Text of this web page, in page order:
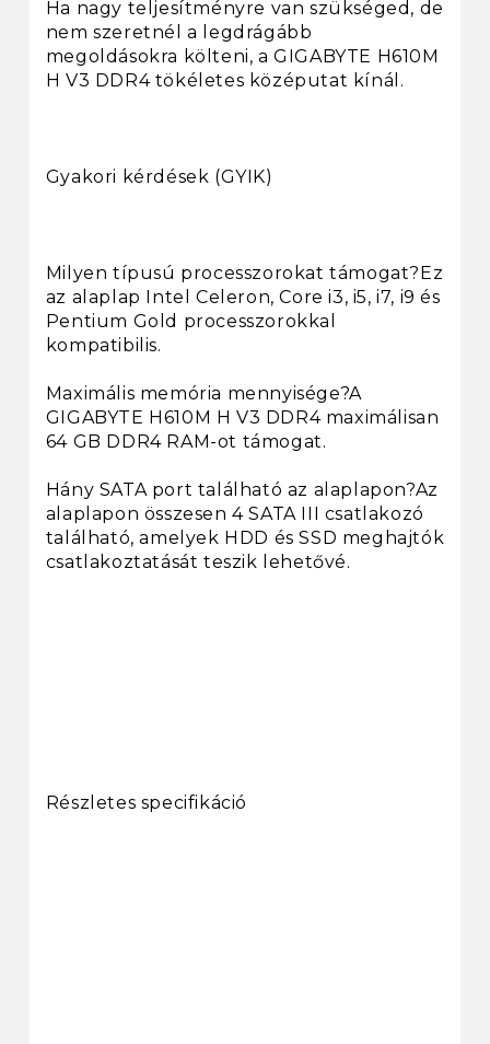
Ha nagy teljesítményre van szükséged, de
nem szeretnél a legdrágább
megoldásokra költeni, a GIGABYTE H610M
H V3 DDR4 tökéletes középutat kínál.
Gyakori kérdések (GYIK)
Milyen típusú processzorokat támogat?Ez
az alaplap Intel Celeron, Core i3, i5, i7, i9 és
Pentium Gold processzorokkal
kompatibilis.
Maximális memória mennyisége?A
GIGABYTE H610M H V3 DDR4 maximálisan
64 GB DDR4 RAM-ot támogat.
Hány SATA port található az alaplapon?Az
alaplapon összesen 4 SATA III csatlakozó
található, amelyek HDD és SSD meghajtók
csatlakoztatását teszik lehetővé.
Részletes specifikáció